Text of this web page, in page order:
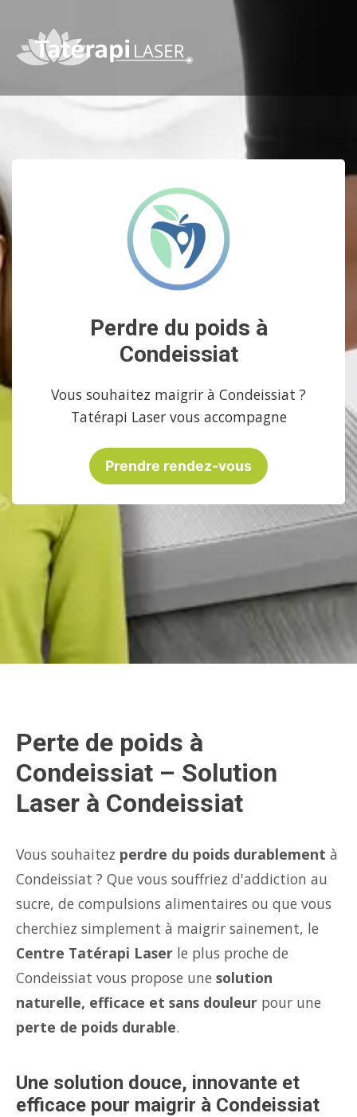
Perdre du poids à
Condeissiat
Vous souhaitez maigrir à Condeissiat ?
Tatérapi Laser vous accompagne
Prendre rendez-vous
Perte de poids à
Condeissiat – Solution
Laser à Condeissiat
Vous souhaitez perdre du poids durablement à
Condeissiat ? Que vous souffriez d'addiction au
sucre, de compulsions alimentaires ou que vous
cherchiez simplement à maigrir sainement, le
Centre Tatérapi Laser le plus proche de
Condeissiat vous propose une solution
naturelle, efficace et sans douleur pour une
perte de poids durable.
Une solution douce, innovante et
efficace pour maigrir à Condeissiat